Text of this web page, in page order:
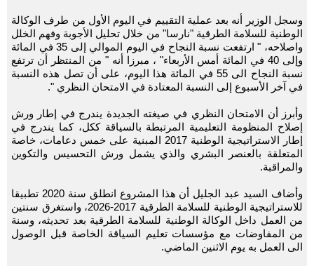
وسجل الوزير أنه بعد عملية التقييم في اليوم الأول من طرف الوكالة
الوطنية للسلامة الطرقية "نارسا" من خلال تحليل الأجوبة وفهم الخلل
واصلاحه، " ارتفعت نسبة النجاح في اليوم الموالي إلى 35 في المائة
وإلى 40 في المائة أمس الأربعاء" ، مبرزا أنه " من المنتظر أن ترتفع
نسبة النجاح الى 55 في المائة هذا اليوم، على أن تصل هذه النسبة
في آخر الأسبوع إلى النسبة المعتادة في الامتحان النظري ".
وأبرز أن الامتحان النظري في صيغته الجديدة يندرج في إطار ورش
إصلاح المنظومة التعليمية المرتبطة بالسياقة ككل، كما يندرج في
إطار الاستراتيجية الوطنية 2017 المبنية على خمس دعامات، خاصة
المتعلقة بالعنصر البشري والذي يشمل ورش التحسيس والتكوين
والمراقبة.
وأضاف السيد عبد الجليل أن هذا المشروع انطلق سنة 2020 تطبيقا
للاستراتيجية الوطنية للسلامة الطرقية 2017-2026، واستغرق سنتين
من العمل داخل الوكالة الوطنية للسلامة الطرقية بعد تحديثه، وسنة
من المفاوضات مع مؤسسات تعليم السياقة الخاصة قبل الوصول
الى العمل به يوم الاثنين الماضي.